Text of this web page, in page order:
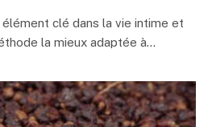
clé dans la vie intime et
la mieux adaptée à…